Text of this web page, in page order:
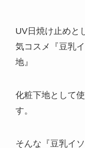
UV日焼け止めと
気コスメ『豆乳
地』
化粧下地として
す。
そんな『豆乳イ